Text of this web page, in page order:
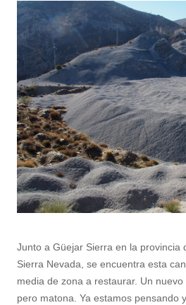
Junto a Güejar Sierra en la provincia
Sierra Nevada, se encuentra esta
media de zona a restaurar. Un
pero matona. Ya estamos pensando